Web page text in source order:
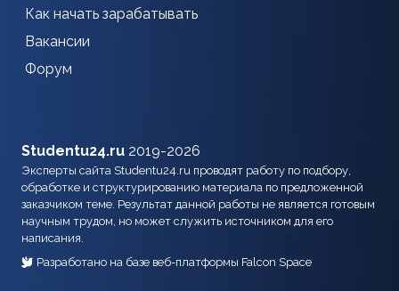
Как начать зарабатывать
Вакансии
Форум
Studentu24.ru 2019-2026
Эксперты сайта Studentu24.ru проводят работу по подбору,
обработке и структурированию материала по предложенной
заказчиком теме. Результат данной работы не является готовым
научным трудом, но может служить источником для его
написания.
Разработано на базе веб-платформы Falcon Space